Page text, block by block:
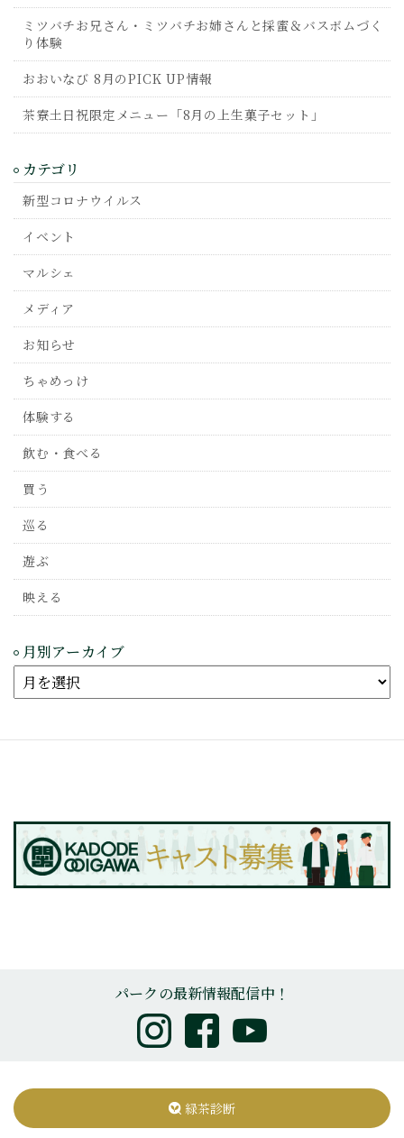
ミツバチお兄さん・ミツバチお姉さんと採蜜＆バスボムづく
り体験
おおいなび 8月のPICK UP情報
茶寮土日祝限定メニュー「8月の上生菓子セット」
カテゴリ
新型コロナウイルス
イベント
マルシェ
メディア
お知らせ
ちゃめっけ
体験する
飲む・食べる
買う
巡る
遊ぶ
映える
月別アーカイブ
パークの最新情報配信中！
緑茶診断